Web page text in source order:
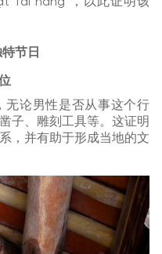
节日
无论男性是否从事这个行
子、雕刻工具等。这证明
，并有助于形成当地的文